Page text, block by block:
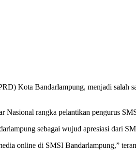
Kota Bandarlampung, menjadi salah
Nasional rangka pelantikan pengurus
sebagai wujud apresiasi dari
online di SMSI Bandarlampung,”